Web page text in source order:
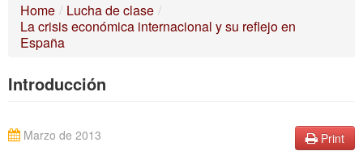
ABOUT THE ICU
Home / Lucha de clase /
La crisis económica internacional y su reflejo en
España
Introducción
Print
Marzo de 2013